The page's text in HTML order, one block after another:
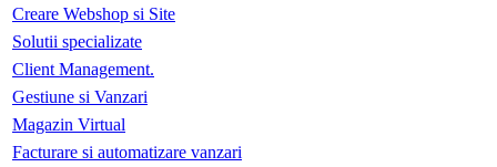
Creare Webshop si Site
Solutii specializate
Client Management.
Gestiune si Vanzari
Magazin Virtual
Facturare si automatizare vanzari